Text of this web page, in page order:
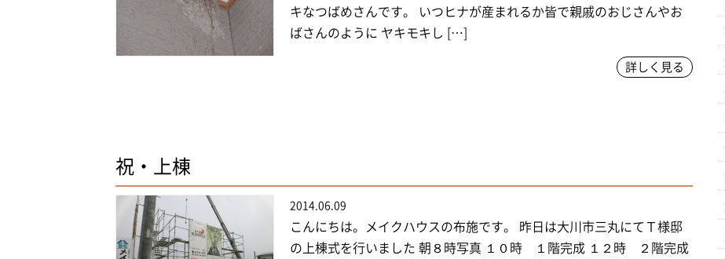
キなつばめさんです。 いつヒナが産まれるか皆で親戚のおじさんやお
ばさんのように ヤキモキし […]
詳しく見る
祝・上棟
2014.06.09
こんにちは。メイクハウスの布施です。 昨日は大川市三丸にてＴ様邸
の上棟式を行いました 朝８時写真 １０時 １階完成 １２時 ２階完成